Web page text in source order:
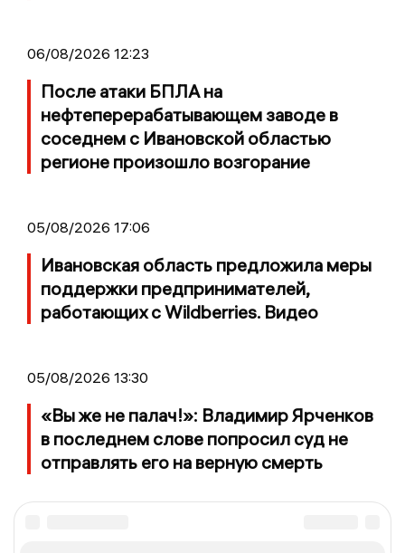
06/08/2026 12:23
После атаки БПЛА на
нефтеперерабатывающем заводе в
соседнем с Ивановской областью
регионе произошло возгорание
05/08/2026 17:06
Ивановская область предложила меры
поддержки предпринимателей,
работающих с Wildberries. Видео
05/08/2026 13:30
«Вы же не палач!»: Владимир Ярченков
в последнем слове попросил суд не
отправлять его на верную смерть